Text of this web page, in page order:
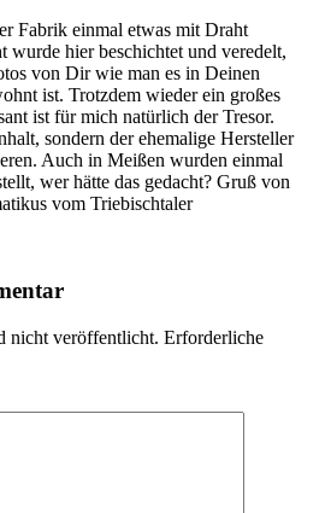
Fabrik einmal etwas mit Draht
wurde hier beschichtet und veredelt,
von Dir wie man es in Deinen
ist. Trotzdem wieder ein großes
ist für mich natürlich der Tresor.
sondern der ehemalige Hersteller
Auch in Meißen wurden einmal
wer hätte das gedacht? Gruß von
vom Triebischtaler
nicht veröffentlicht. Erforderliche